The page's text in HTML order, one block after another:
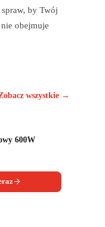
by Twój
obejmuje
wszystkie →
600W